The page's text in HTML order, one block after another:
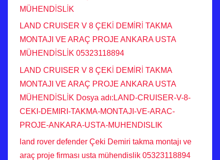
MÜHENDİSLİK
LAND CRUISER V 8 ÇEKİ DEMİRİ TAKMA
MONTAJI VE ARAÇ PROJE ANKARA USTA
MÜHENDİSLİK 05323118894
LAND CRUISER V 8 ÇEKİ DEMİRİ TAKMA
MONTAJI VE ARAÇ PROJE ANKARA USTA
MÜHENDİSLİK Dosya adı:LAND-CRUISER-V-8-
CEKI-DEMIRI-TAKMA-MONTAJI-VE-ARAC-
PROJE-ANKARA-USTA-MUHENDISLIK
land rover defender Çeki Demiri takma montajı ve
araç proje firması usta mühendislik 05323118894